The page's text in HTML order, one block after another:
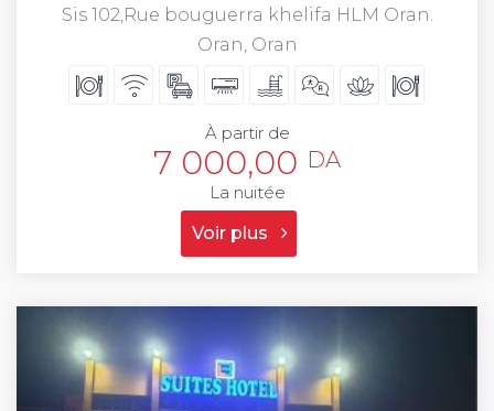
Sis 102,Rue bouguerra khelifa HLM Oran.
Oran, Oran
À partir de
7 000,00 DA
La nuitée
Voir plus